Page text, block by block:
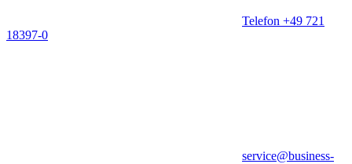
Telefon +49 721
18397-0
service@business-